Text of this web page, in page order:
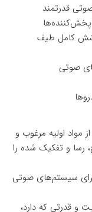
هرتز: پوشش کامل طیف
اولیه مرغوب و
و تفکیک شده را
با قدرت 750 وات، برای سیستم‌های صوتی
و قدرتی که دارد،